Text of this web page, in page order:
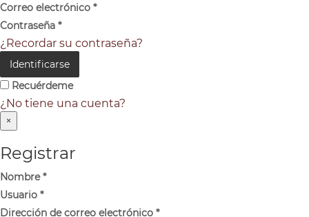
Correo electrónico *
Contraseña *
¿Recordar su contraseña?
Identificarse
Recuérdeme
¿No tiene una cuenta?
×
Registrar
Nombre*
Usuario *
Dirección de correo electrónico *